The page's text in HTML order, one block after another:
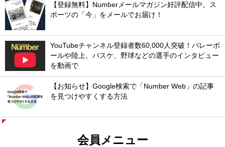
【登録無料】Numberメールマガジン好評配信中。ス
ポーツの「今」をメールでお届け！
YouTubeチャンネル登録者数60,000人突破！バレーボ
ールや陸上、バスケ、野球などの選手のインタビュー
を動画で
【お知らせ】Google検索で「Number Web」の記事
を見つけやすくする方法
会員メニュー